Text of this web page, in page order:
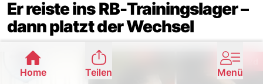
Er reiste ins RB-Trainingslager –
dann platzt der Wechsel
1
Home Teilen Menü